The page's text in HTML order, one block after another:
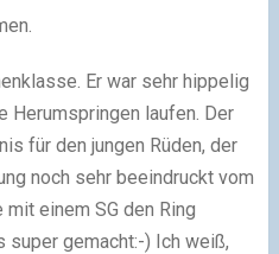
Er war sehr hippelig
Herumspringen laufen. Der
für den jungen Rüden, der
noch sehr beeindruckt vom
einem SG den Ring
super gemacht:-) Ich weiß,